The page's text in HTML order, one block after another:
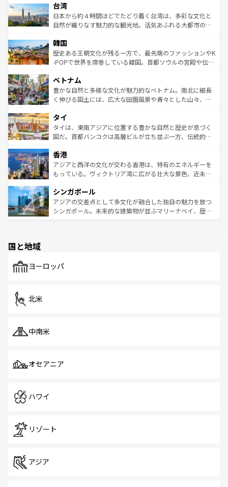
ならではの贅沢な旅のスタイルだ。 なお、新着のアメリカ
情報はコンテンツ一覧を参照してほしい。
れるおもてなしの心で訪れる人々を迎えてくれるハワイの
人々、おいしいローカルフードやハワイアンミュージッ
ク、伝統的なフラダンスなど、すべてがハワイの魅力を彩
ワイを、存分に味わってほしい。 なお、新着のハワイ情報
はコンテンツ一覧を参照してほしい。
リアリーフや大陸中央部にそびえるウルル（エアーズロッ
ク）、タスマニアの美しい原生林やケアンズの熱帯雨林な
ど、見どころがたくさん。また、カフェやワイン、オージ
いる。アクティビティも充実しており、サーフィンやダイ
ビング、ハイキングなど、アウトドア好きにはたまらな
い。オーストラリアの多彩な魅力を存分に味わいつくそ
参照してほしい。
台湾
日本から約４時間ほどでたどり着く台湾は、多彩な文化と
自然が織りなす魅力的な観光地。活気あふれる大都市の台
ン）、静ひつな山岳地帯である台湾東部など、都市の喧騒
と山間の静けさが共存しており、訪れる人に新しい発見と
驚きをもたらしてくれる。また、奥深い台湾の食文化も魅
容にもいいと評判のスイーツなど、バラエティ豊かな料理
が味わえる。 なお、新着の台湾情報は コンテンツ一覧を参
照してほしい。
韓国
歴史ある王朝文化が残る一方で、最先端のファッションやK
-POPで世界を席巻している韓国。首都ソウルの宮殿や伝統
き、地方に足を延ばせば四季折々の自然美を楽しむことが
できる。そして、キムチや焼肉、絶品のストリートフード
まで、さまざまな韓国料理が待っている。夜には、韓国な
リティに包まれながら、韓国の多彩な魅力を心ゆくまで味
わってみてほしい。 なお、新着の韓国情報はコンテンツ一
覧を参照してほしい。
ベトナム
豊かな自然と多様な文化が魅力的なベトナム。南北に細長
く伸びる国土には、広大な田園風景や青々とした山々、世
急速な発展と共に伝統が息づく。ハノイの古い町並みやホ
ーチミン市のフランス統治時代の建物も、独特の雰囲気を
醸し出している。また、バラエティの豊かさとおいしさで
とつ。フォーやバインミー、ベトナムコーヒーなどは、ぜ
ひ現地で味わいたい。どの地域を訪れてもあたたかい人々
が旅行者を迎えてくれるので、きっと忘れられない旅にな
参照してほしい。
タイ
タイは、東南アジアに位置する豊かな自然と歴史が息づく
国だ。首都バンコクは高層ビルが立ち並ぶ一方、伝統的な
の活気が交差している。北部ではチェンマイなどの山岳地
帯で自然と触れ合い、南部ではプーケットやクラビの美し
いビーチでリゾート気分を楽しむことができる。タイ料理
激する。気候は一年中温暖で、どの季節にも異なる楽しみ
が待っている。親しみやすいタイの人々、仏教を中心とし
た文化、そして多様な観光資源が、訪れる旅人を魅了し続
香港
アジアと西洋の文化が交わる香港は、特有のエネルギーを
もっている。ヴィクトリア湾に広がる壮大な景色、近未来
み、どこを訪れても感動するはず。観光スポットが密集し
ており、効率よく見どころを回れるのも魅力。息をのむよ
うな絶景から文化的な体験まで、香港を存分に楽しみ尽く
シンガポール
アジアの交差点として多文化が融合した独自の魅力を放つ
シンガポール。未来的な建築物が並ぶマリーナベイ、歴史
で、ホーカーズは地元の風情を楽しめる外せないスポット
国と地域
ヨーロッパ
北米
中南米
オセアニア
ハワイ
リゾート
アジア